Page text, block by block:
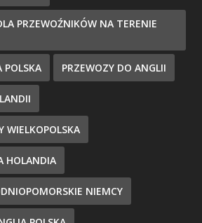
PRZEWOŹNIKÓW NA TERENIE
POLSKA PRZEWOZY DO ANGLII
WIELKOPOLSKA
HOLANDIA
NIEMCY